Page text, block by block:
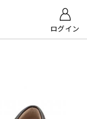
ログイン